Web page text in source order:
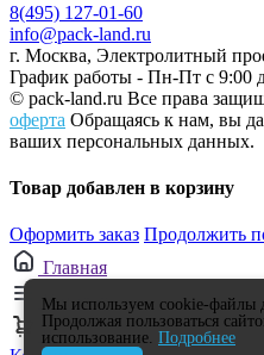
8(495) 127-01-60
info@pack-land.ru
г. Москва, Электролитный
График работы - Пн-Пт с 9:00
© pack-land.ru Все права
оферта Обращаясь к нам, вы
ваших персональных данных.
Товар добавлен в корзину
Оформить заказ Продолжить
Главная
Каталог
0
Мы используем cookie-файлы
Продолжая пользоваться
использование. Подробнее